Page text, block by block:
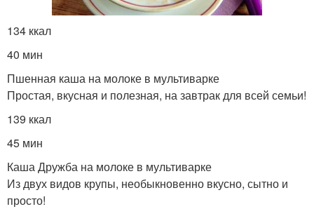
134 ккал
40 мин
Пшенная каша на молоке в мультиварке
Простая, вкусная и полезная, на завтрак для всей семьи!
139 ккал
45 мин
Каша Дружба на молоке в мультиварке
Из двух видов крупы, необыкновенно вкусно, сытно и
просто!